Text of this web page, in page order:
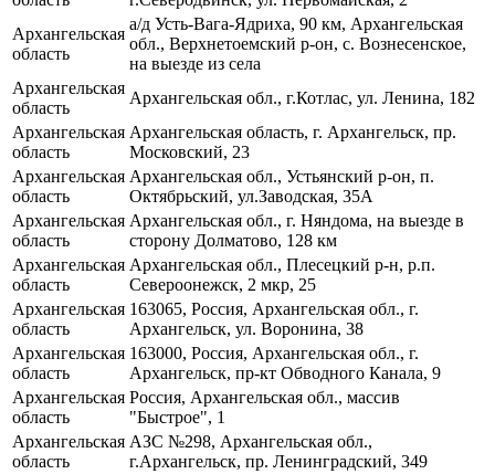
Архангельская
область
а/д Усть-Вага-Ядриха, 90 км, Архангельская
обл., Верхнетоемский р-он, с. Вознесенское,
на выезде из села
Архангельская
область
Архангельская обл., г.Котлас, ул. Ленина, 182
Архангельская
область
Архангельская область, г. Архангельск, пр.
Московский, 23
Архангельская
область
Архангельская обл., Устьянский р-он, п.
Октябрьский, ул.Заводская, 35А
Архангельская
область
Архангельская обл., г. Няндома, на выезде в
сторону Долматово, 128 км
Архангельская
область
Архангельская обл., Плесецкий р-н, р.п.
Североонежск, 2 мкр, 25
Архангельская
область
163065, Россия, Архангельская обл., г.
Архангельск, ул. Воронина, 38
Архангельская
область
163000, Россия, Архангельская обл., г.
Архангельск, пр-кт Обводного Канала, 9
Архангельская
область
Россия, Архангельская обл., массив
"Быстрое", 1
Архангельская
область
АЗС №298, Архангельская обл.,
г.Архангельск, пр. Ленинградский, 349